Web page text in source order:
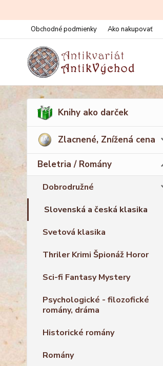
Obchodné podmienky Ako nakupovať
Knihy ako darček
Zlacnené, Znížená cena
Beletria / Romány
Dobrodružné
Slovenská a česká klasika
Svetová klasika
Thriler Krimi Špionáž Horor
Sci-fi Fantasy Mystery
Psychologické - filozofické
romány, dráma
Historické romány
Romány